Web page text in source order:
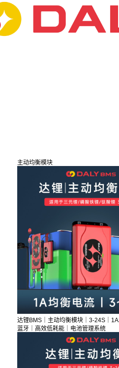
主动均衡模块
达锂BMS｜主动均衡模块｜3-24S｜
蓝牙｜高效低耗能｜电池管理系统